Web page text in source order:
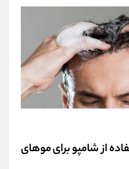
از شامپو برای موهای